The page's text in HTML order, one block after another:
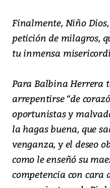
Finalmente, Niño
petición de milagros,
tu inmensa
Para Balbina Herrera
arrepentirse “de
oportunistas y
la hagas buena, que
venganza, y el deseo
como le enseñó su
competencia con